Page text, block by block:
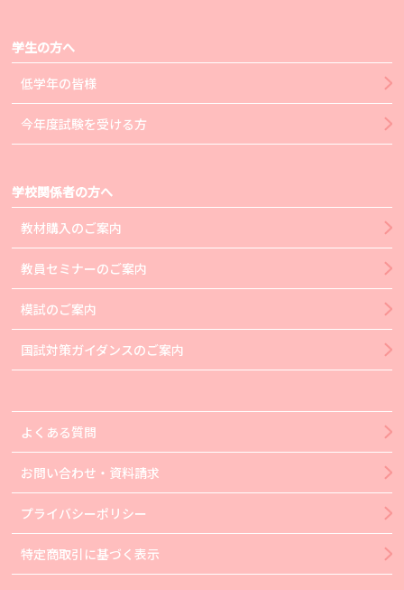
学生の方へ
低学年の皆様
今年度試験を受ける方
学校関係者の方へ
教材購入のご案内
教員セミナーのご案内
模試のご案内
国試対策ガイダンスのご案内
よくある質問
お問い合わせ・資料請求
プライバシーポリシー
特定商取引に基づく表示